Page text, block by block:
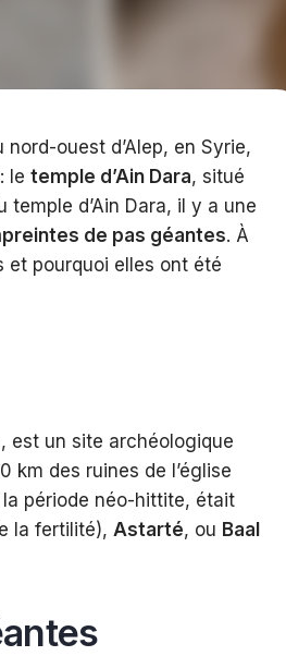
nord-ouest d’Alep, en Syrie,
le temple d’Ain Dara, situé
temple d’Ain Dara, il y a une
de pas géantes. À
et pourquoi elles ont été
, est un site archéologique
km des ruines de l’église
période néo-hittite, était
la fertilité), Astarté, ou Baal